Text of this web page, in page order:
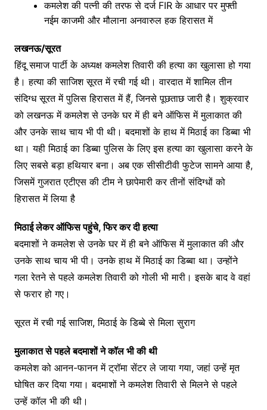
कमलेश की पत्नी की तरफ से दर्ज FIR के आधार पर मुफ्ती
नईम काजमी और मौलाना अनवारुल हक हिरासत में
लखनऊ/सूरत
हिंदू समाज पार्टी के अध्यक्ष कमलेश तिवारी की हत्या का खुलासा हो गया
है। हत्या की साजिश सूरत में रची गई थी। वारदात में शामिल तीन
संदिग्ध सूरत में पुलिस हिरासत में हैं, जिनसे पूछताछ जारी है। शुक्रवार
को लखनऊ में कमलेश से उनके घर में ही बने ऑफिस में मुलाकात की
और उनके साथ चाय भी पी थी। बदमाशों के हाथ में मिठाई का डिब्बा भी
था। यही मिठाई का डिब्बा पुलिस के लिए इस हत्या का खुलासा करने के
लिए सबसे बड़ा हथियार बना। अब एक सीसीटीवी फुटेज सामने आया है,
जिसमें गुजरात एटीएस की टीम ने छापेमारी कर तीनों संदिग्धों को
हिरासत में लिया है
मिठाई लेकर ऑफिस पहुंचे, फिर कर दी हत्या
बदमाशों ने कमलेश से उनके घर में ही बने ऑफिस में मुलाकात की और
उनके साथ चाय भी पी। उनके हाथ में मिठाई का डिब्बा था। उन्होंने
गला रेतने से पहले कमलेश तिवारी को गोली भी मारी। इसके बाद वे वहां
से फरार हो गए।
सूरत में रची गई साजिश, मिठाई के डिब्बे से मिला सुराग
मुलाकात से पहले बदमाशों ने कॉल भी की थी
कमलेश को आनन-फानन में ट्रॉमा सेंटर ले जाया गया, जहां उन्हें मृत
घोषित कर दिया गया। बदमाशों ने कमलेश तिवारी से मिलने से पहले
उन्हें कॉल भी की थी।